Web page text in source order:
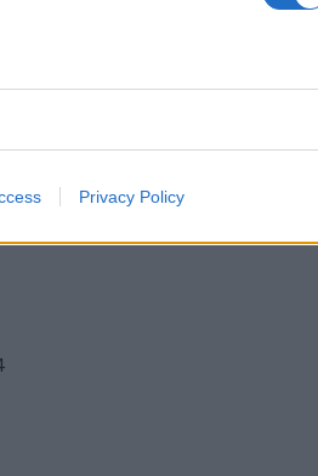
Privacy Policy
αγώνες):